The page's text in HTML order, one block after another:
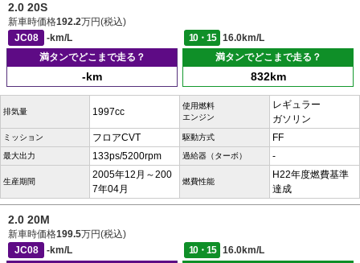
2.0 20S
新車時価格192.2万円(税込)
JC08
-km/L 10・15
16.0km/L
満タンでどこまで走る？
-km
満タンでどこまで走る？
832km
排気量 1997cc
使用燃料
エンジン
レギュラー
ガソリン
ミッション フロアCVT 駆動方式 FF
最大出力 133ps/5200rpm 過給器（ターボ） -
生産期間
2005年12月～200
7年04月
燃費性能
H22年度燃費基準
達成
2.0 20M
新車時価格199.5万円(税込)
JC08
-km/L 10・15
16.0km/L